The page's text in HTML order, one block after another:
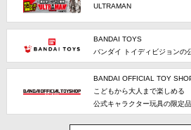
ULTRAMAN
BANDAI TOYS
バンダイ トイディビジョンの
BANDAI OFFICIAL TOY
こどもから大人まで楽しめる
公式キャラクター玩具の限定